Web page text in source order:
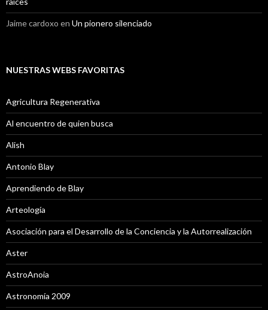
Jaime cardoxo en Un pionero silenciado
NUESTRAS WEBS FAVORITAS
Agricultura Regenerativa
Al encuentro de quien busca
Alish
Antonio Blay
Aprendiendo de Blay
Arteología
Asociación para el Desarrollo de la Conciencia y la Autorrealización
Aster
AstroAnoia
Astronomía 2009